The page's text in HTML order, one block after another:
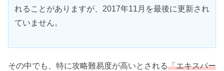
れることがありますが、2017年11月を最後に更新され
ていません。
その中でも、特に攻略難易度が高いとされる「エキスパー